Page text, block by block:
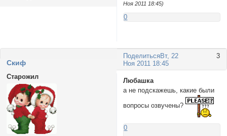
Ноя 2011 18:45)
0
Поделиться 3
Вт, 22
Ноя 2011 18:45
Cкиф
Старожил
Любашка
а не подскажешь, какие были
вопросы озвучены?
0